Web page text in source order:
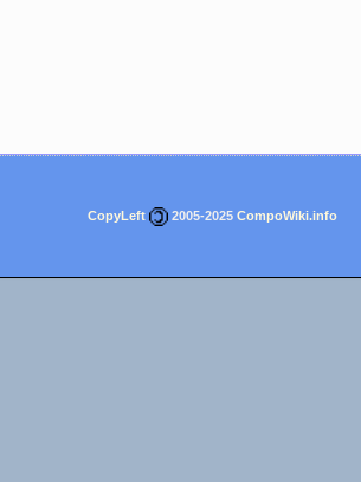
CopyLeft 2005-2025 CompoWiki.info